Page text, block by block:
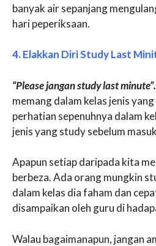
banyak air sepanjang
hari peperiksaan.
4. Elakkan Diri Study Last
“Please jangan study last minute”.
memang dalam kelas jenis
perhatian sepenuhnya dalam
jenis yang study sebelum
Apapun setiap daripada kita
berbeza. Ada orang mungkin
dalam kelas dia faham dan
disampaikan oleh guru di
Walau bagaimanapun, jangan